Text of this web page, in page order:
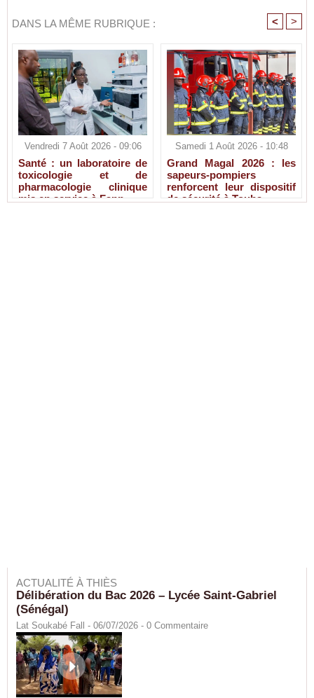
DANS LA MÊME RUBRIQUE : < >
Vendredi 7 Août 2026 - 09:06
Santé : un laboratoire de
toxicologie et de
pharmacologie clinique
mis en service à Fann
Samedi 1 Août 2026 - 10:48
Grand Magal 2026 : les
sapeurs-pompiers
renforcent leur dispositif
de sécurité à Touba
ACTUALITÉ À THIÈS
Délibération du Bac 2026 – Lycée Saint-Gabriel
(Sénégal)
Lat Soukabé Fall - 06/07/2026 - 0 Commentaire